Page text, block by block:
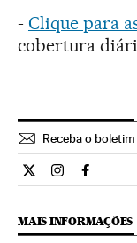
- Clique para
cobertura
Receba o
Opiniao El País
Opiniao El
Opiniao
MAIS INFORMAÇÕES